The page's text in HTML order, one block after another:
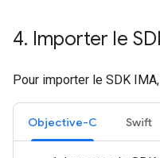
4. Importer le
Pour importer le SDK
Objective-C Swift